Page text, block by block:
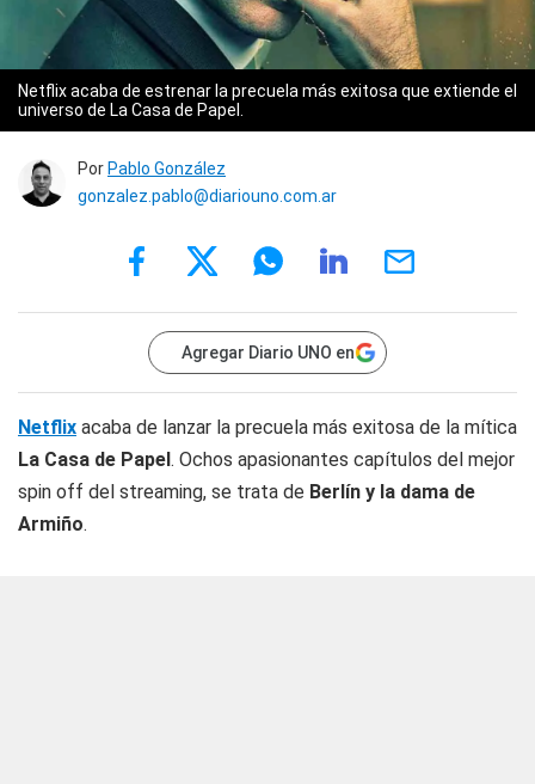
Netflix acaba de estrenar la precuela más exitosa que extiende el
universo de La Casa de Papel.
Por Pablo González
gonzalez.pablo@diariouno.com.ar
Agregar Diario UNO en
Netflix acaba de lanzar la precuela más exitosa de la mítica
La Casa de Papel. Ochos apasionantes capítulos del mejor
spin off del streaming, se trata de Berlín y la dama de
Armiño.